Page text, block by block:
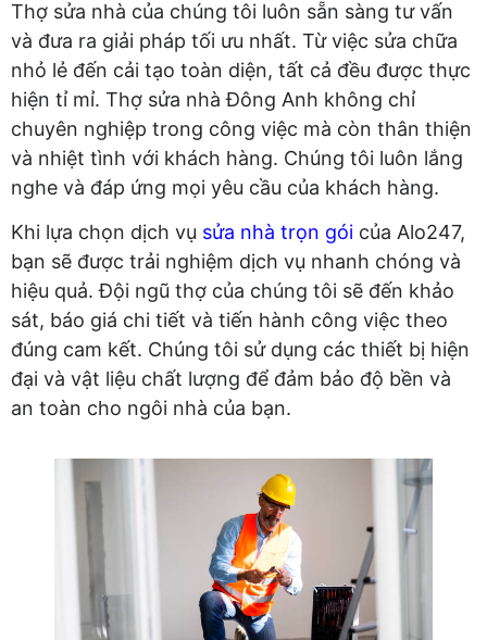
Thợ sửa nhà của chúng tôi luôn sẵn sàng tư vấn
và đưa ra giải pháp tối ưu nhất. Từ việc sửa chữa
nhỏ lẻ đến cải tạo toàn diện, tất cả đều được thực
hiện tỉ mỉ. Thợ sửa nhà Đông Anh không chỉ
chuyên nghiệp trong công việc mà còn thân thiện
và nhiệt tình với khách hàng. Chúng tôi luôn lắng
nghe và đáp ứng mọi yêu cầu của khách hàng.
Khi lựa chọn dịch vụ sửa nhà trọn gói của Alo247,
bạn sẽ được trải nghiệm dịch vụ nhanh chóng và
hiệu quả. Đội ngũ thợ của chúng tôi sẽ đến khảo
sát, báo giá chi tiết và tiến hành công việc theo
đúng cam kết. Chúng tôi sử dụng các thiết bị hiện
đại và vật liệu chất lượng để đảm bảo độ bền và
an toàn cho ngôi nhà của bạn.